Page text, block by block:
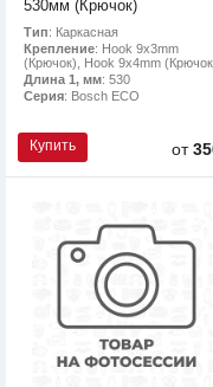
530мм (Крючок)
Тип: Каркасная
Крепление: Hook 9x3mm
(Крючок), Hook 9x4mm
Длина 1, мм: 530
Серия: Bosch ECO
Купить от